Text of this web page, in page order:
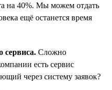
на 40%. Мы можем отдать
ещё останется время
сервиса. Сложно
есть сервис
через систему заявок?